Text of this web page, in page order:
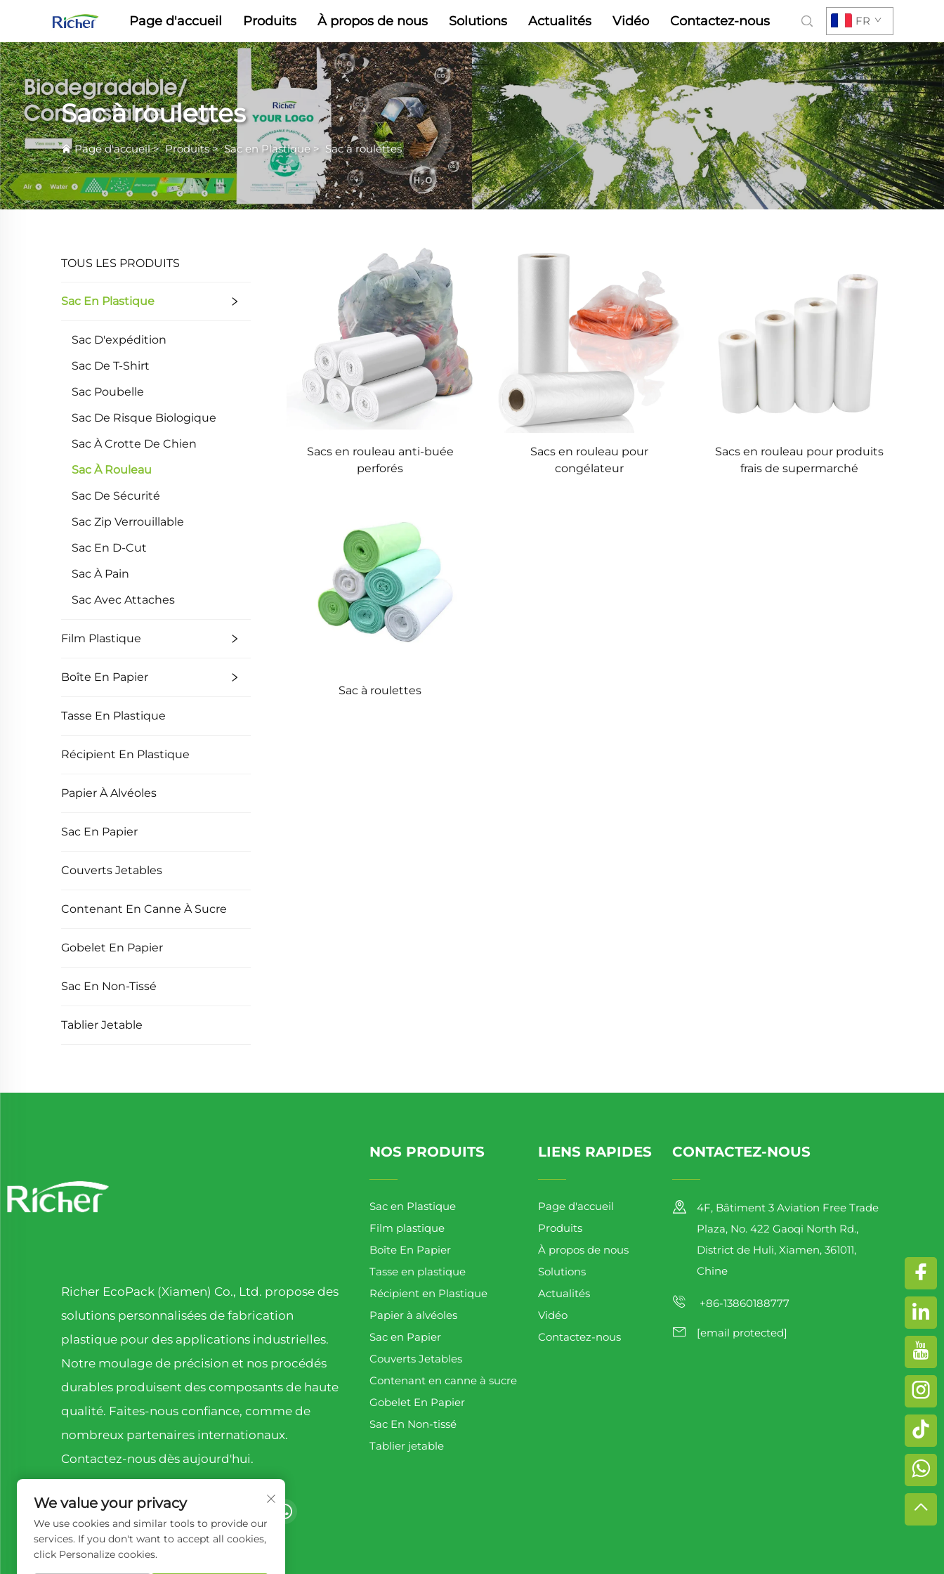
Page d'accueil Produits À propos de nous Solutions Actualités Vidéo Contactez-nous FR
Sac à roulettes
Page d'accueil>Produits>Sac en Plastique > Sac à roulettes
TOUS LES PRODUITS
Sac En Plastique
Sac D'expédition
Sac De T-Shirt
Sac Poubelle
Sac De Risque Biologique
Sac À Crotte De Chien
Sac À Rouleau
Sac De Sécurité
Sac Zip Verrouillable
Sac En D-Cut
Sac À Pain
Sac Avec Attaches
Film Plastique
Boîte En Papier
Tasse En Plastique
Récipient En Plastique
Papier À Alvéoles
Sac En Papier
Couverts Jetables
Contenant En Canne À Sucre
Gobelet En Papier
Sac En Non-Tissé
Tablier Jetable
Sacs en rouleau anti-buée
perforés
Sacs en rouleau pour
congélateur
Sacs en rouleau pour produits
frais de supermarché
Sac à roulettes
Richer EcoPack (Xiamen) Co., Ltd. propose des
solutions personnalisées de fabrication
plastique pour des applications industrielles.
Notre moulage de précision et nos procédés
durables produisent des composants de haute
qualité. Faites-nous confiance, comme de
nombreux partenaires internationaux.
Contactez-nous dès aujourd'hui.
NOS PRODUITS
Sac en Plastique
Film plastique
Boîte En Papier
Tasse en plastique
Récipient en Plastique
Papier à alvéoles
Sac en Papier
Couverts Jetables
Contenant en canne à sucre
Gobelet En Papier
Sac En Non-tissé
Tablier jetable
LIENS RAPIDES
Page d'accueil
Produits
À propos de nous
Solutions
Actualités
Vidéo
Contactez-nous
CONTACTEZ-NOUS
4F, Bâtiment 3 Aviation Free Trade
Plaza, No. 422 Gaoqi North Rd.,
District de Huli, Xiamen, 361011,
Chine
+86-13860188777
[email protected]
We value your privacy
We use cookies and similar tools to provide our
services. If you don't want to accept all cookies,
click Personalize cookies.